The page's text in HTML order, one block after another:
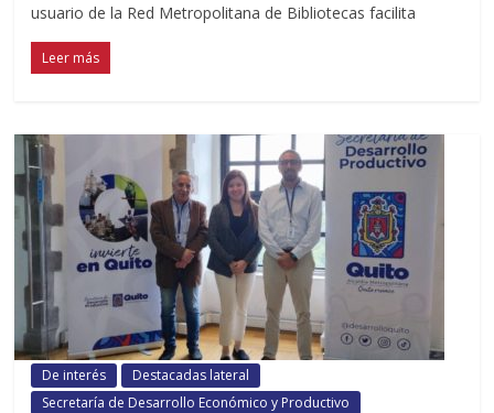
usuario de la Red Metropolitana de Bibliotecas facilita
Leer más
De interés
Destacadas lateral
Secretaría de Desarrollo Económico y Productivo